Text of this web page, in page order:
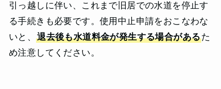
引っ越しに伴い、これまで旧居での水道を停止す
る手続きも必要です。使用中止申請をおこなわな
いと、退去後も水道料金が発生する場合があるた
め注意してください。